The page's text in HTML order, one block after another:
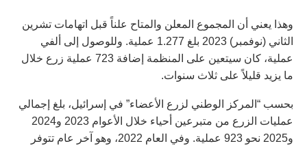
وهذا يعني أن المجموع المعلن والمتاح علناً قبل اتهامات تشرين
الثاني (نوفمبر) 2023 بلغ 1.277 عملية. وللوصول إلى ألفي
عملية، كان سيتعين على المنظمة إضافة 723 عملية زرع خلال
ما يزيد قليلاً على ثلاث سنوات.
بحسب “المركز الوطني لزرع الأعضاء” في إسرائيل، بلغ إجمالي
عمليات الزرع من متبرعين أحياء خلال الأعوام 2023 و2024
و2025 نحو 923 عملية. وفي العام 2022، وهو آخر عام تتوفر